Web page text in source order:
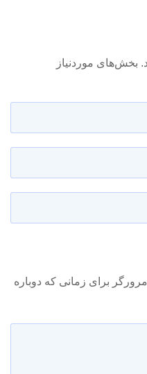
بخش‌های موردنیاز
برای زمانی که دوباره